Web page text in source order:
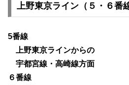
上野東京ライン（５・６番
5番線
上野東京ラインからの
宇都宮線・高崎線方面
６番線